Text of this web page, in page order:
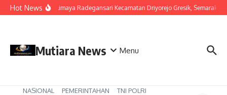
Lewati ke konten
Hot NewsRW 9 Kalimaya Radegansari Kecamatan Driyorejo Gresik, Semarakkan
Mutiara News Menu
NASIONAL PEMERINTAHAN
TNI POLRI